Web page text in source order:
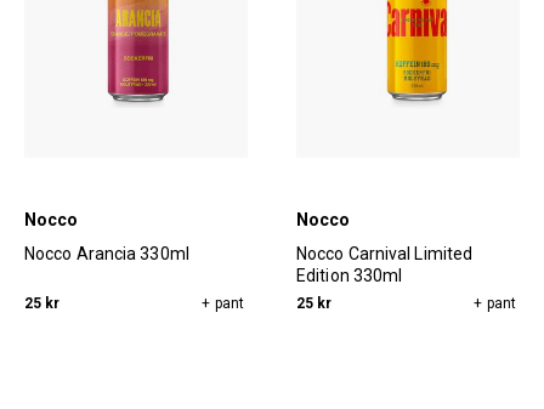
Nocco
Nocco Arancia 330ml
25 kr + pant
Nocco
Nocco Carnival Limited
Edition 330ml
25 kr + pant